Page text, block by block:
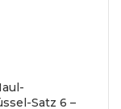
Satz 6 –